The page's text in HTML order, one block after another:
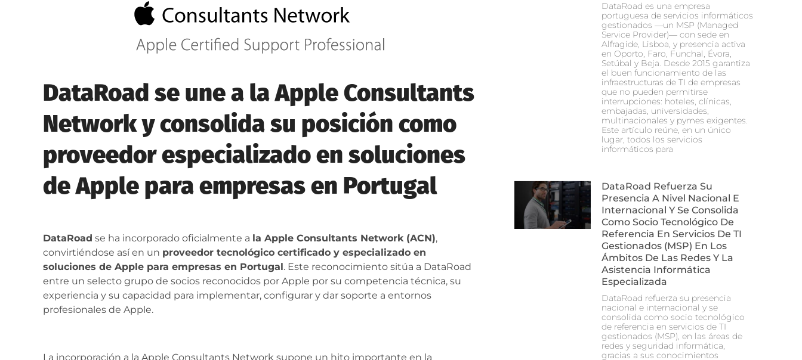
DataRoad se une a la Apple Consultants
Network y consolida su posición como
proveedor especializado en soluciones
de Apple para empresas en Portugal
DataRoad se ha incorporado oficialmente a la Apple Consultants Network (ACN),
convirtiéndose así en un proveedor tecnológico certificado y especializado en
soluciones de Apple para empresas en Portugal . Este reconocimiento sitúa a DataRoad
entre un selecto grupo de socios reconocidos por Apple por su competencia técnica, su
experiencia y su capacidad para implementar, configurar y dar soporte a entornos
profesionales de Apple.
La incorporación a la Apple Consultants Network supone un hito importante en la
DataRoad es una empresa
portuguesa de servicios informáticos
gestionados —un MSP (Managed
Service Provider)— con sede en
Alfragide, Lisboa, y presencia activa
en Oporto, Faro, Funchal, Évora,
Setúbal y Beja. Desde 2015 garantiza
el buen funcionamiento de las
infraestructuras de TI de empresas
que no pueden permitirse
interrupciones: hoteles, clínicas,
embajadas, universidades,
multinacionales y pymes exigentes.
Este artículo reúne, en un único
lugar, todos los servicios
informáticos para
DataRoad Refuerza Su
Presencia A Nivel Nacional E
Internacional Y Se Consolida
Como Socio Tecnológico De
Referencia En Servicios De TI
Gestionados (MSP) En Los
Ámbitos De Las Redes Y La
Asistencia Informática
Especializada
DataRoad refuerza su presencia
nacional e internacional y se
consolida como socio tecnológico
de referencia en servicios de TI
gestionados (MSP), en las áreas de
redes y seguridad informática,
gracias a sus conocimientos